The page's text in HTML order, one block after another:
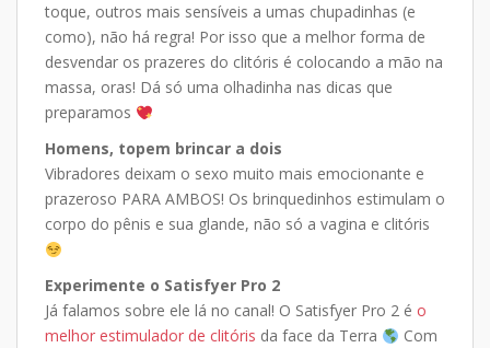
toque, outros mais sensíveis a umas chupadinhas (e
como), não há regra! Por isso que a melhor forma de
desvendar os prazeres do clitóris é colocando a mão na
massa, oras! Dá só uma olhadinha nas dicas que
preparamos
Homens, topem brincar a dois
Vibradores deixam o sexo muito mais emocionante e
prazeroso PARA AMBOS! Os brinquedinhos estimulam o
corpo do pênis e sua glande, não só a vagina e clitóris
Experimente o Satisfyer Pro 2
Já falamos sobre ele lá no canal! O Satisfyer Pro 2 é o
melhor estimulador de clitóris da face da Terra
Com